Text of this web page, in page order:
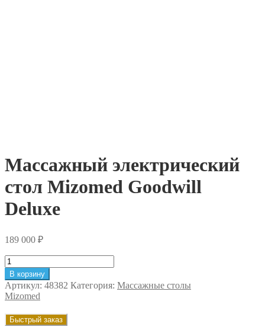
Массажный электрический
стол Mizomed Goodwill
Deluxe
189 000 ₽
Количество
товара
Массажный
электрический
стол
Mizomed
Goodwill
В корзину
Артикул: 48382 Категория: Массажные столы
Mizomed
Быстрый заказ